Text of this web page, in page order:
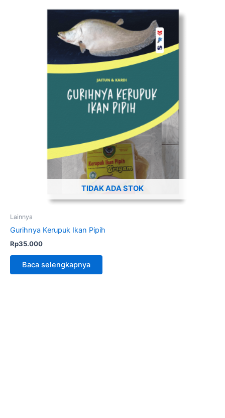
TIDAK ADA STOK
Lainnya
Gurihnya Kerupuk Ikan Pipih
Rp35.000
Baca selengkapnya